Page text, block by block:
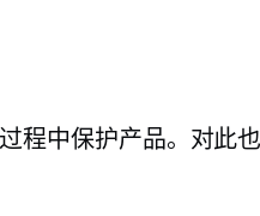
程中保护产品。对此